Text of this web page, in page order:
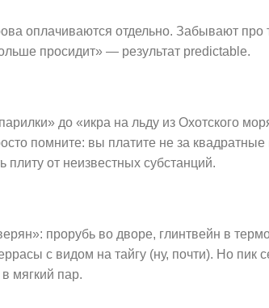
оплачиваются отдельно. Забывают про
просидит» — результат predictable.
до «икра на льду из Охотского
помните: вы платите не за
плиту от неизвестных субстанций.
прорубь во дворе, глинтвейн в
с видом на тайгу (ну, почти). Но пик
мягкий пар.